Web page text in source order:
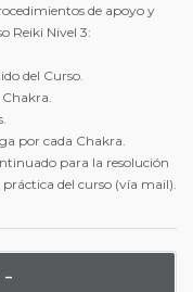
de apoyo y
Reiki Nivel 3:
del Curso.
por cada Chakra.
para la resolución
del curso (vía mail).